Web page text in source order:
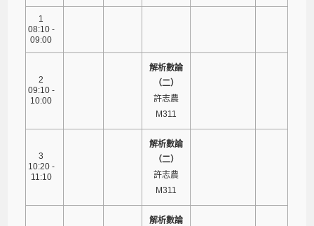
1
08:10 -
09:00
2
09:10 -
10:00
解析數論
（二）
許志農
M311
3
10:20 -
11:10
解析數論
（二）
許志農
M311
解析數論